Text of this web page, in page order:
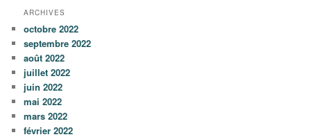
ARCHIVES
octobre 2022
septembre 2022
août 2022
juillet 2022
juin 2022
mai 2022
mars 2022
février 2022